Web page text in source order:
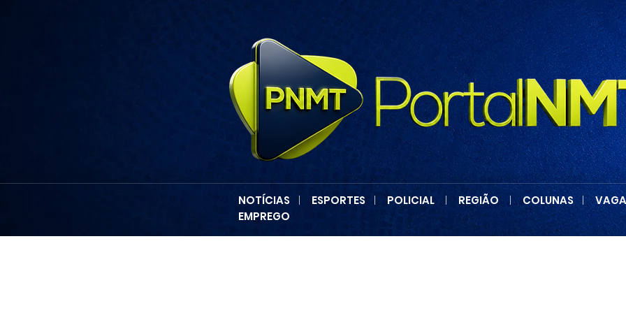
NOTÍCIAS | ESPORTES | POLICIAL | REGIÃO | COLUNAS|
EMPREGO